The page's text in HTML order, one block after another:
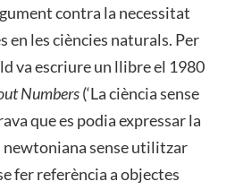
contra la necessitat
en les ciències naturals. Per
va escriure un llibre el 1980
Numbers(‘La ciència sense
que es podia expressar la
sense utilitzar
fer referència a objectes